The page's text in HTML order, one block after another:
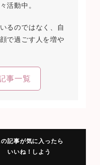
活動中。
るのではなく、自
で過ごす人を増や
事一覧
の記事が気に入ったら
いいね！しよう